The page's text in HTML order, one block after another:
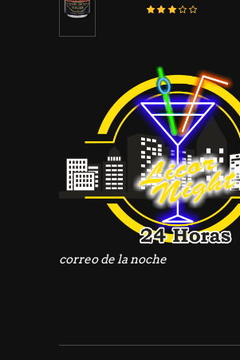
correo de la noche